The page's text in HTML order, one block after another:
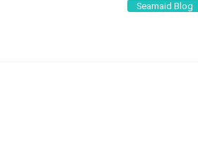
Seamaid Blog